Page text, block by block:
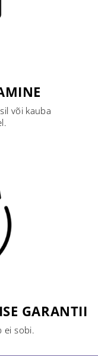
või kauba
GARANTII
ei sobi.